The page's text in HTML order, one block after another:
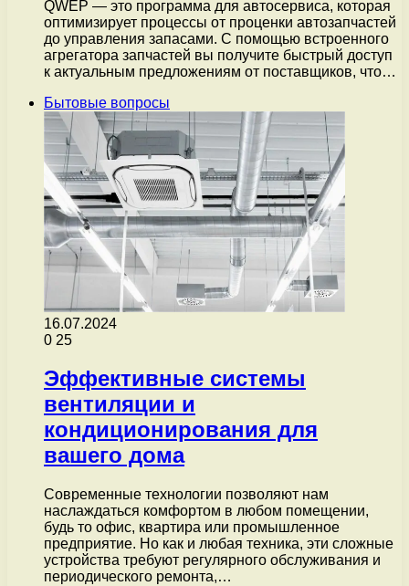
QWEP — это программа для автосервиса, которая
оптимизирует процессы от проценки автозапчастей
до управления запасами. С помощью встроенного
агрегатора запчастей вы получите быстрый доступ
к актуальным предложениям от поставщиков, что…
Бытовые вопросы
16.07.2024
0 25
Эффективные системы
вентиляции и
кондиционирования для
вашего дома
Современные технологии позволяют нам
наслаждаться комфортом в любом помещении,
будь то офис, квартира или промышленное
предприятие. Но как и любая техника, эти сложные
устройства требуют регулярного обслуживания и
периодического ремонта,…